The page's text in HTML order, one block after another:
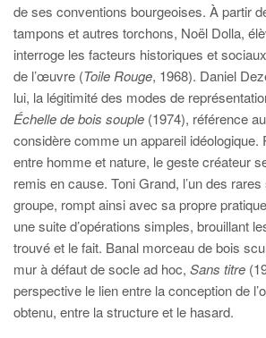
de ses conventions bourgeoises. À partir
tampons et autres torchons, Noël Dolla,
interroge les facteurs historiques et
de l’œuvre (Toile Rouge, 1968). Daniel
lui, la légitimité des modes de
Échelle de bois souple (1974), référence
considère comme un appareil idéologique.
entre homme et nature, le geste créateur
remis en cause. Toni Grand, l’un des
groupe, rompt ainsi avec sa propre
une suite d’opérations simples, brouillant
trouvé et le fait. Banal morceau de bois
mur à défaut de socle ad hoc, Sans titre
perspective le lien entre la conception de
obtenu, entre la structure et le hasard.